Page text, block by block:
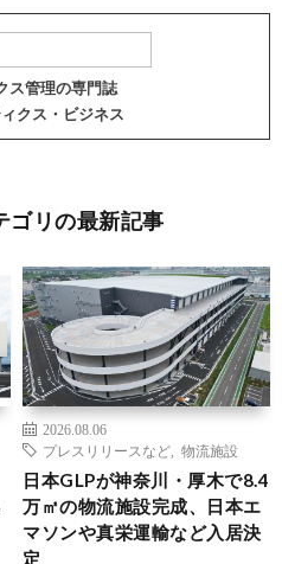
ス管理の専門誌
クス・ビジネス
ゴリの最新記事
2026.08.06
プレスリリースなど
物流施設
日本GLPが神奈川・厚木で8.4
万㎡の物流施設完成、日本エ
マソンや真栄運輸など入居決
定